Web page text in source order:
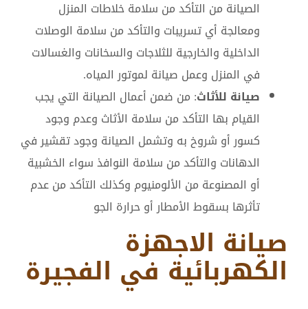
الصيانة من التأكد من سلامة خلاطات المنزل
ومعالجة أي تسريبات والتأكد من سلامة الوصلات
الداخلية والخارجية للثلاجات والسخانات والغسالات
في المنزل وعمل صيانة لموتور المياه.
صيانة للأثاث: من ضمن أعمال الصيانة التي يجب
القيام بها التأكد من سلامة الأثاث وعدم وجود
كسور أو شروخ به وتشمل الصيانة وجود تقشير في
الدهانات والتأكد من سلامة النوافذ سواء الخشبية
أو المصنوعة من الألومنيوم وكذلك التأكد من عدم
تأثرها بسقوط الأمطار أو حرارة الجو
صيانة الاجهزة
الكهربائية في الفجيرة